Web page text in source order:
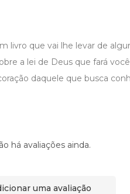
livro que vai lhe levar de
a lei de Deus que fará
daquele que busca
há avaliações ainda.
uma avaliação